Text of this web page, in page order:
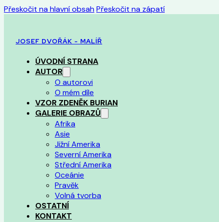
Přeskočit na hlavní obsahPřeskočit na zápatí
JOSEF DVOŘÁK - MALÍŘ
ÚVODNÍ STRANA
AUTOR
O autorovi
O mém díle
VZOR ZDENĚK BURIAN
GALERIE OBRAZŮ
Afrika
Asie
Jižní Amerika
Severní Amerika
Střední Amerika
Oceánie
Pravěk
Volná tvorba
OSTATNÍ
KONTAKT